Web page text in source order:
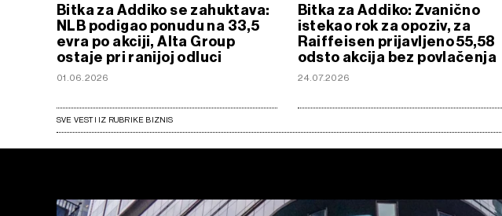
Bitka za Addiko se zahuktava:
NLB podigao ponudu na 33,5
evra po akciji, Alta Group
ostaje pri ranijoj odluci
01.06.2026
Bitka za Addiko: Zvanično
istekao rok za opoziv, za
Raiffeisen prijavljeno 55,58
odsto akcija bez povlačenja
24.07.2026
SVE VESTI IZ RUBRIKE BIZNIS